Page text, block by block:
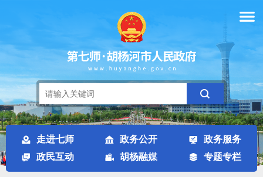
走进七师 政务公开
政务服务
政民互动
胡杨融媒 专题专栏